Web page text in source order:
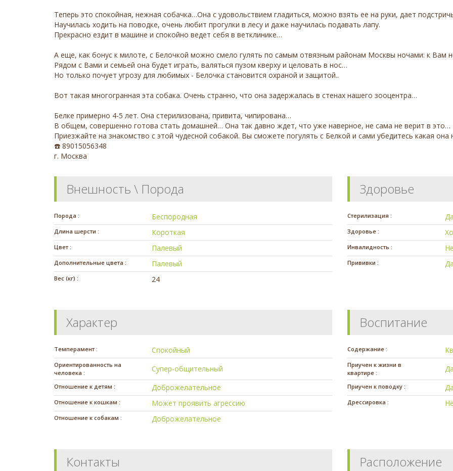
Теперь это спокойная, нежная собачка…Она с удовольствием гладиться, можно взять ее на руки, дает
Научилась ходить на поводке, очень любит прогулки в лесу и даже научилась подавать лапу.
Прекрасно ездит в машине и спокойно ведет себя в ветклинике…
А еще, как бонус к милоте, с Белочкой можно смело гулять по самым отвязным районам Москвы ночами: к Вам
Рядом с Вами и семьей она будет играть, валяться пузом кверху и целовать в нос…
Но только почует угрозу для любимых - Белочка становится охраной и защитой..
Вот такая многогранная эта собака. Очень странно, что она задержалась в стенах нашего зооцентра…
Белке примерно 4-5 лет. Она стерилизована, привита, чипирована…
В общем, совершенно готова стать домашней… Она так давно ждет, что уже наверное, не сама не верит в это…
Приезжайте на знакомство с этой чудесной собакой. Вы сможете погулять с Белкой и сами убедитесь какая
☎️ 89015056348
г. Москва
Внешность \ Порода
Порода : Беспородная
Длина шерсти : Короткая
Цвет : Палевый
Дополнительные цвета : Палевый
Вес (кг) : 24
Здоровье
Стерилизация : Да
Здоровье :
Инвалидность :
Прививки : Да
Характер
Темперамент : Спокойный
Ориентированность на
человека :
Супер-общительный
Отношение к детям : Доброжелательное
Отношение к кошкам : Может проявить агрессию
Отношение к собакам : Доброжелательное
Воспитание
Содержание :
Приучен к жизни в
квартире :
Да
Приучен к поводку : Да
Дрессировка :
Контакты Расположение